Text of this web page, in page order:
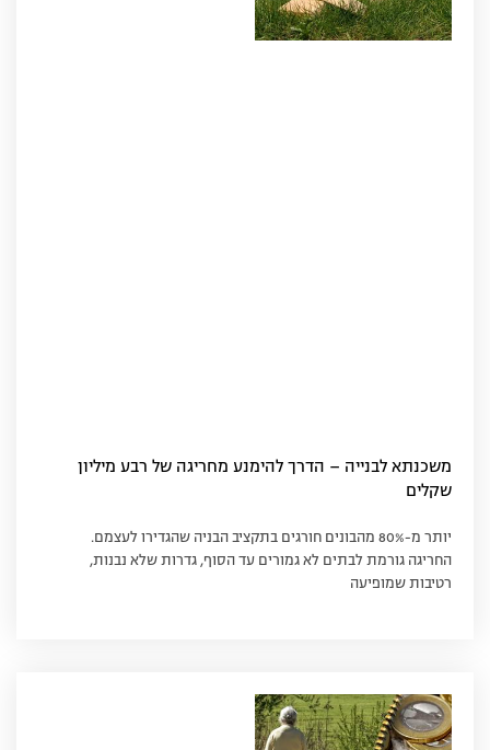
משכנתא לבנייה – הדרך להימנע מחריגה של רבע מיליון
שקלים
יותר מ-80% מהבונים חורגים בתקציב הבניה שהגדירו לעצמם.
החריגה גורמת לבתים לא גמורים עד הסוף, גדרות שלא נבנות,
רטיבות שמופיעה